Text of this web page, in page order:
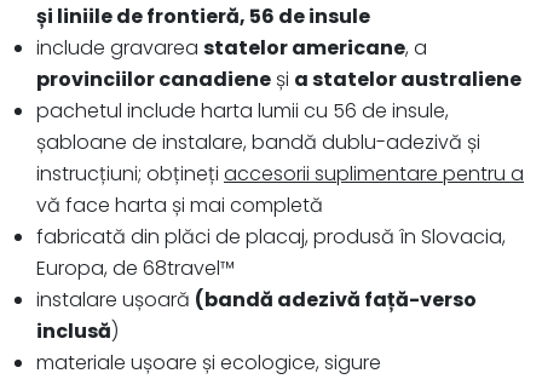
și liniile de frontieră, 56 de insule
include gravarea statelor americane, a
provinciilor canadiene și a statelor australiene
pachetul include harta lumii cu 56 de insule,
șabloane de instalare, bandă dublu-adezivă și
instrucțiuni; obțineți accesorii suplimentare pentru a
vă face harta și mai completă
fabricată din plăci de placaj, produsă în Slovacia,
Europa, de 68travel™️
instalare ușoară (bandă adezivă față-verso
inclusă)
materiale ușoare și ecologice, sigure